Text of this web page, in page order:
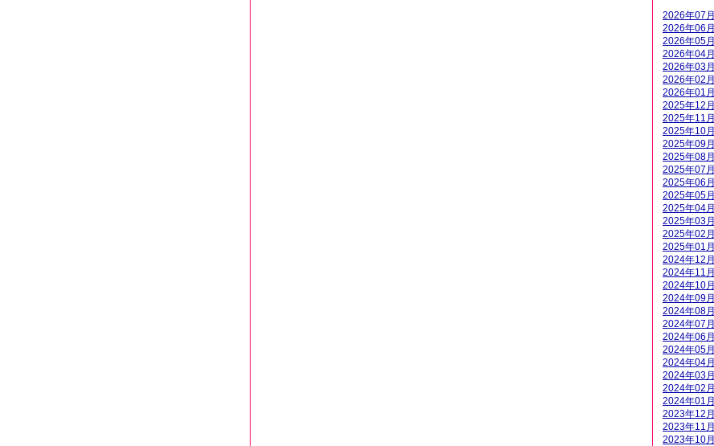
2026年07月
2026年06月
2026年05月
2026年04月
2026年03月
2026年02月
2026年01月
2025年12月
2025年11月
2025年10月
2025年09月
2025年08月
2025年07月
2025年06月
2025年05月
2025年04月
2025年03月
2025年02月
2025年01月
2024年12月
2024年11月
2024年10月
2024年09月
2024年08月
2024年07月
2024年06月
2024年05月
2024年04月
2024年03月
2024年02月
2024年01月
2023年12月
2023年11月
2023年10月